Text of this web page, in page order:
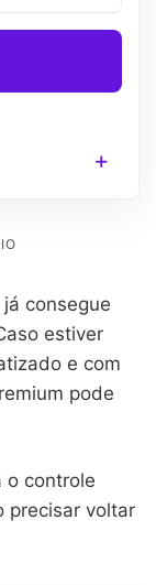
consegue
estiver
e com
pode
o controle
precisar voltar